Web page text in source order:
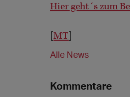
Hier geht´s zum
MT
Alle News
Kommentare